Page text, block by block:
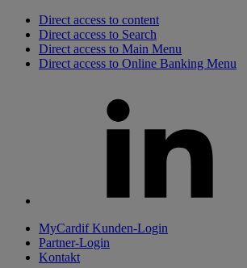
Direct access to content
Direct access to Search
Direct access to Main Menu
Direct access to Online Banking Menu
MyCardif Kunden-Login
Partner-Login
Kontakt